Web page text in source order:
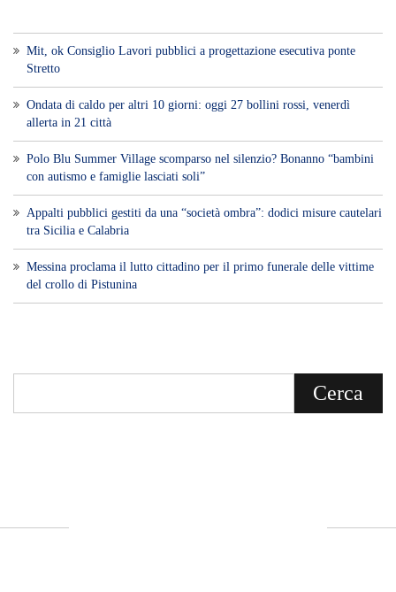
Mit, ok Consiglio Lavori pubblici a progettazione esecutiva ponte
Stretto
Ondata di caldo per altri 10 giorni: oggi 27 bollini rossi, venerdì
allerta in 21 città
Polo Blu Summer Village scomparso nel silenzio? Bonanno “bambini
con autismo e famiglie lasciati soli”
Appalti pubblici gestiti da una “società ombra”: dodici misure cautelari
tra Sicilia e Calabria
Messina proclama il lutto cittadino per il primo funerale delle vittime
del crollo di Pistunina